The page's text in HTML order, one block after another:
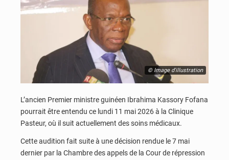
© Image d'illustration
L’ancien Premier ministre guinéen Ibrahima Kassory Fofana
pourrait être entendu ce lundi 11 mai 2026 à la Clinique
Pasteur, où il suit actuellement des soins médicaux.
Cette audition fait suite à une décision rendue le 7 mai
dernier par la Chambre des appels de la Cour de répression